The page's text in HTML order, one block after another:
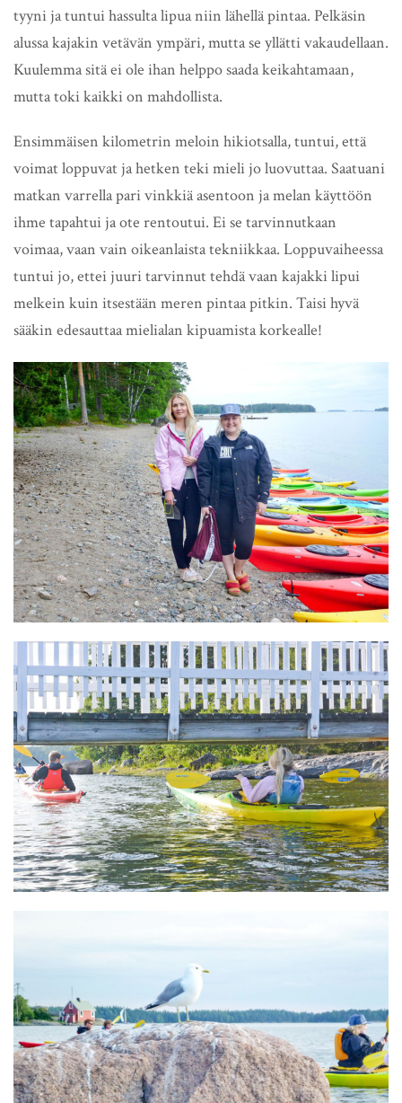
tyyni ja tuntui hassulta lipua niin lähellä pintaa. Pelkäsin
alussa kajakin vetävän ympäri, mutta se yllätti vakaudellaan.
Kuulemma sitä ei ole ihan helppo saada keikahtamaan,
mutta toki kaikki on mahdollista.
Ensimmäisen kilometrin meloin hikiotsalla, tuntui, että
voimat loppuvat ja hetken teki mieli jo luovuttaa. Saatuani
matkan varrella pari vinkkiä asentoon ja melan käyttöön
ihme tapahtui ja ote rentoutui. Ei se tarvinnutkaan
voimaa, vaan vain oikeanlaista tekniikkaa. Loppuvaiheessa
tuntui jo, ettei juuri tarvinnut tehdä vaan kajakki lipui
melkein kuin itsestään meren pintaa pitkin. Taisi hyvä
sääkin edesauttaa mielialan kipuamista korkealle!